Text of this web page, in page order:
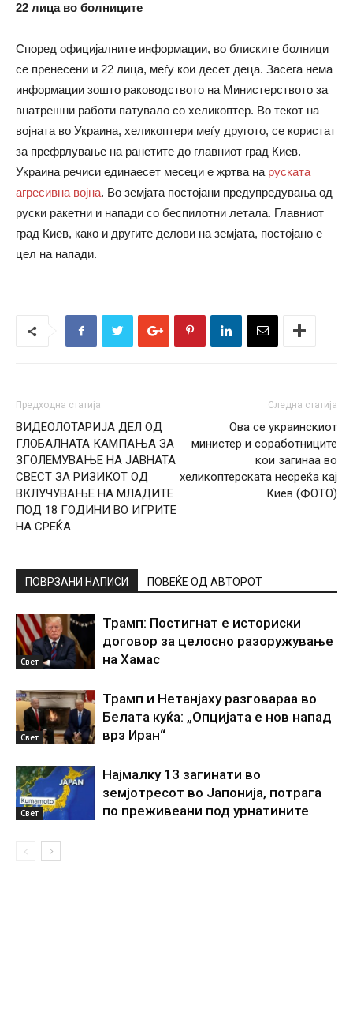
22 лица во болниците
Според официјалните информации, во блиските болници
се пренесени и 22 лица, меѓу кои десет деца. Засега нема
информации зошто раководството на Министерството за
внатрешни работи патувало со хеликоптер. Во текот на
војната во Украина, хеликоптери меѓу другото, се користат
за префрлување на ранетите до главниот град Киев.
Украина речиси единаесет месеци е жртва на руската
агресивна војна. Во земјата постојани предупредувања од
руски ракетни и напади со беспилотни летала. Главниот
град Киев, како и другите делови на земјата, постојано е
цел на напади.
Предходна статија
ВИДЕОЛОТАРИЈА ДЕЛ ОД
ГЛОБАЛНАТА КАМПАЊА ЗА
ЗГОЛЕМУВАЊЕ НА ЈАВНАТА
СВЕСТ ЗА РИЗИКОТ ОД
ВКЛУЧУВАЊЕ НА МЛАДИТЕ
ПОД 18 ГОДИНИ ВО ИГРИТЕ
НА СРЕЌА
Следна статија
Ова се украинскиот
министер и соработниците
кои загинаа во
хеликоптерската несреќа кај
Киев (ФОТО)
ПОВРЗАНИ НАПИСИ ПОВЕЌЕ ОД АВТОРОТ
Свет
Трамп: Постигнат е историски
договор за целосно разоружување
на Хамас
Свет
Трамп и Нетанјаху разговараа во
Белата куќа: „Опцијата е нов напад
врз Иран“
Свет
Најмалку 13 загинати во
земјотресот во Јапонија, потрага
по преживеани под урнатините